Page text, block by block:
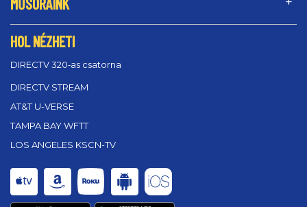
HOL NÉZHETI
DIRECTV 320‑as csatorna
DIRECTV STREAM
AT&T U-VERSE
TAMPA BAY WFTT
LOS ANGELES KSCN-TV